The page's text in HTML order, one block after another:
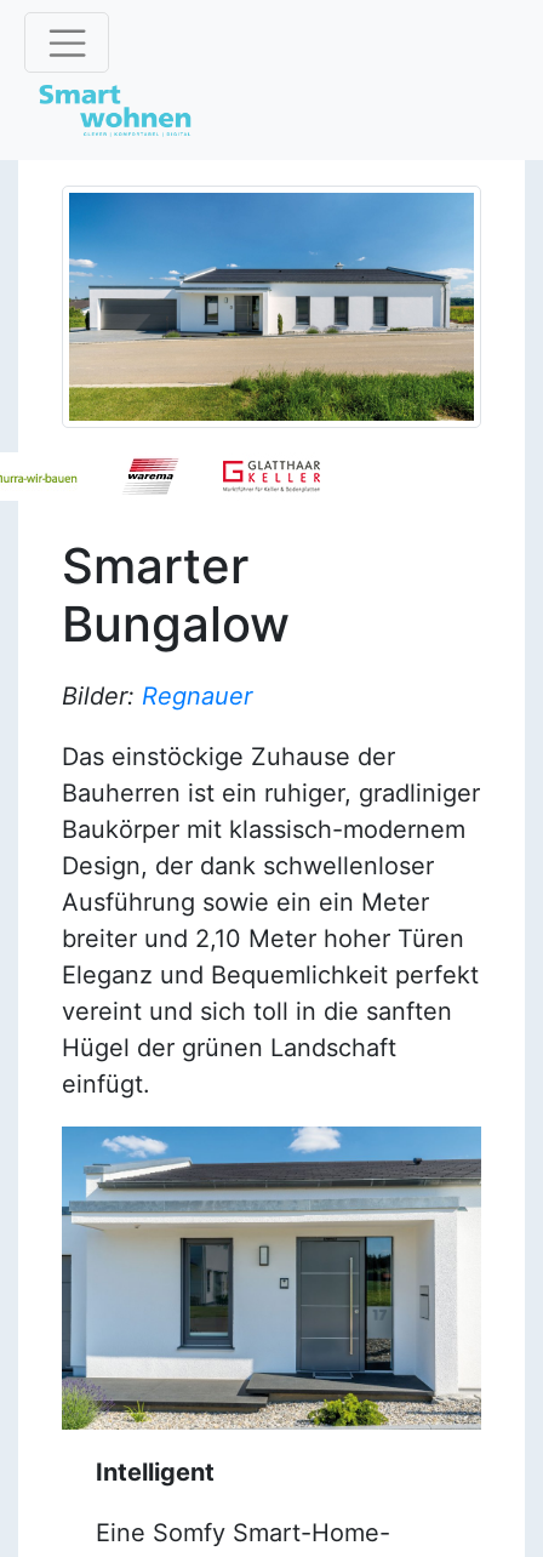
Smarter
Bungalow
Bilder: Regnauer
Das einstöckige Zuhause der
Bauherren ist ein ruhiger, gradliniger
Baukörper mit klassisch-modernem
Design, der dank schwellenloser
Ausführung sowie ein ein Meter
breiter und 2,10 Meter hoher Türen
Eleganz und Bequemlichkeit perfekt
vereint und sich toll in die sanften
Hügel der grünen Landschaft
einfügt.
Intelligent
Eine Somfy Smart-Home-